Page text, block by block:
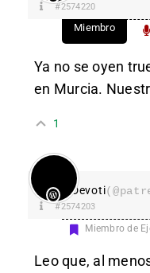
#2574220
Miembro
Ya no se oyen
en Murcia.
1
Devoti
#2574203
Miembro de
Leo que, al